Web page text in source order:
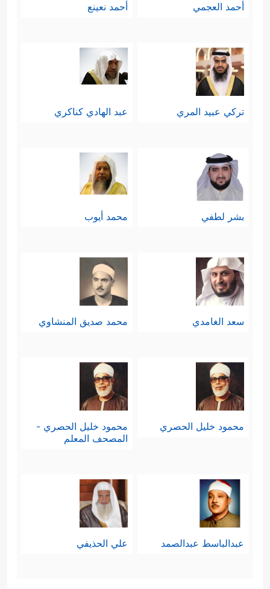
أحمد العجمي أحمد نعينع
تركي عبيد المري عبد الهادي كناكري
بشر لطفي محمد أيوب
سعد الغامدي محمد صديق المنشاوي
محمود خليل الحصري
محمود خليل الحصري -
المصحف المعلم
عبدالباسط عبدالصمد علي الحذيفي